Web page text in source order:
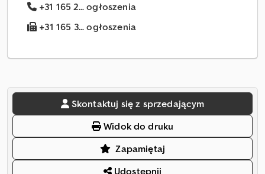
+31 165 2... ogłoszenia
+31 165 3... ogłoszenia
Skontaktuj się z sprzedającym
Widok do druku
Zapamiętaj
Udostępnij